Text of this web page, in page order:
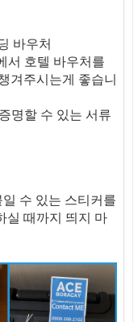
바우처
서 호텔 바우처를
겨주시는게 좋습니
명할 수 있는 서류
수 있는 스티커를
실 때까지 띄지 마